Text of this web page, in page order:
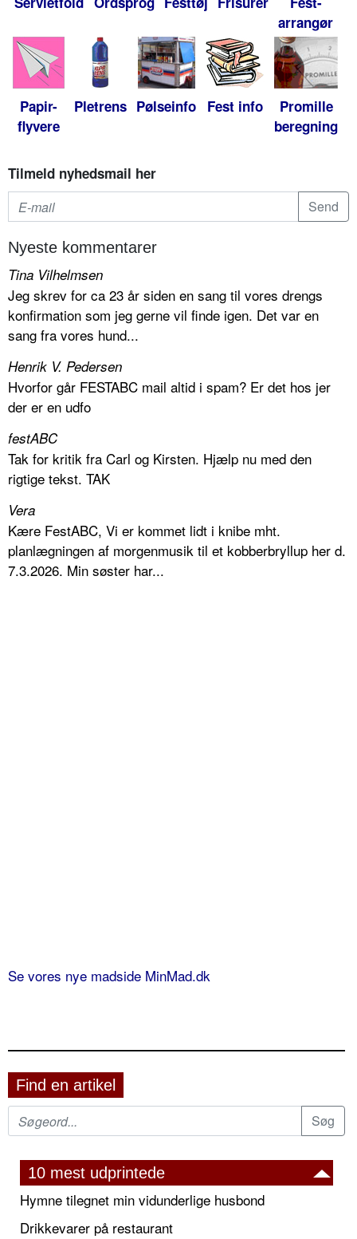
arrangør
Papir-
flyvere
Pletrens Pølseinfo Fest info
Promille
beregning
Tilmeld nyhedsmail her
Nyeste kommentarer
Tina Vilhelmsen
Jeg skrev for ca 23 år siden en sang til vores drengs
konfirmation som jeg gerne vil finde igen. Det var en
sang fra vores hund...
Henrik V. Pedersen
Hvorfor går FESTABC mail altid i spam? Er det hos jer
der er en udfo
festABC
Tak for kritik fra Carl og Kirsten. Hjælp nu med den
rigtige tekst. TAK
Vera
Kære FestABC, Vi er kommet lidt i knibe mht.
planlægningen af morgenmusik til et kobberbryllup her d.
7.3.2026. Min søster har...
Se vores nye madside MinMad.dk
Find en artikel
10 mest udprintede
Hymne tilegnet min vidunderlige husbond
Drikkevarer på restaurant